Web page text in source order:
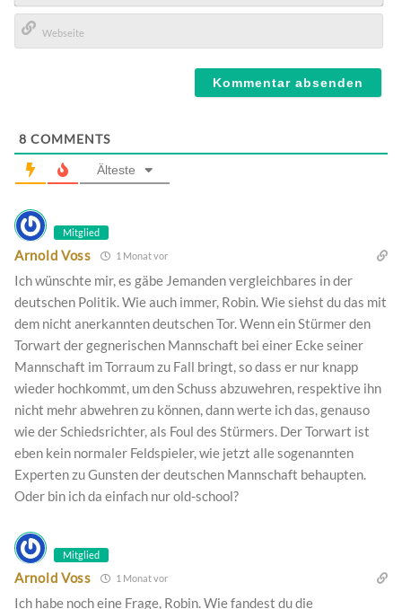
E-
Mail*
8 COMMENTS
Älteste
Mitglied
Arnold Voss 1 Monat vor
Ich wünschte mir, es gäbe Jemanden vergleichbares in der
deutschen Politik. Wie auch immer, Robin. Wie siehst du das mit
dem nicht anerkannten deutschen Tor. Wenn ein Stürmer den
Torwart der gegnerischen Mannschaft bei einer Ecke seiner
Mannschaft im Torraum zu Fall bringt, so dass er nur knapp
wieder hochkommt, um den Schuss abzuwehren, respektive ihn
nicht mehr abwehren zu können, dann werte ich das, genauso
wie der Schiedsrichter, als Foul des Stürmers. Der Torwart ist
eben kein normaler Feldspieler, wie jetzt alle sogenannten
Experten zu Gunsten der deutschen Mannschaft behaupten.
Oder bin ich da einfach nur old-school?
Mitglied
Arnold Voss 1 Monat vor
Ich habe noch eine Frage, Robin. Wie fandest du die